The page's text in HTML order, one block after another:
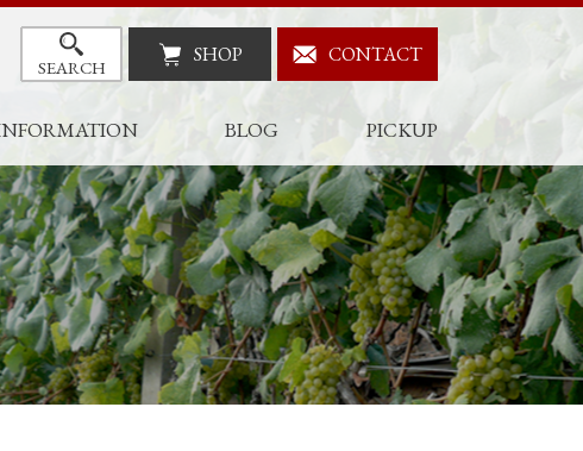
SEARCH SHOP CONTACT
BLOG PICKUP